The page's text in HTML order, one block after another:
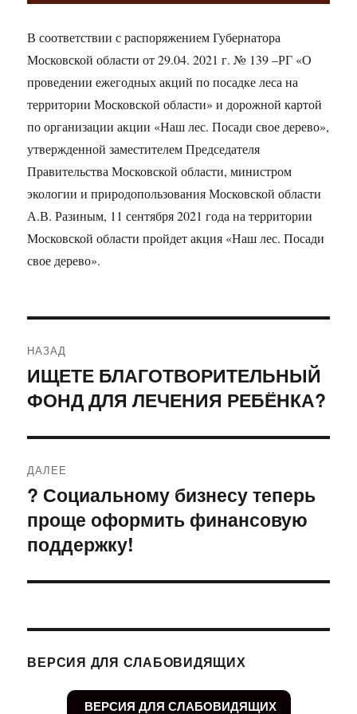
В соответствии с распоряжением Губернатора
Московской области от 29.04. 2021 г. № 139 –РГ «О
проведении ежегодных акций по посадке леса на
территории Московской области» и дорожной картой
по организации акции «Наш лес. Посади свое дерево»,
утвержденной заместителем Председателя
Правительства Московской области, министром
экологии и природопользования Московской области
А.В. Разиным, 11 сентября 2021 года на территории
Московской области пройдет акция «Наш лес. Посади
свое дерево».
по
записям
НАЗАД
Предыдущая
запись:
ИЩЕТЕ БЛАГОТВОРИТЕЛЬНЫЙ
ФОНД ДЛЯ ЛЕЧЕНИЯ РЕБЁНКА?
ДАЛЕЕ
Следующая
запись:
? Социальному бизнесу теперь
проще оформить финансовую
поддержку!
ВЕРСИЯ ДЛЯ СЛАБОВИДЯЩИХ
ВЕРСИЯ ДЛЯ СЛАБОВИДЯЩИХ